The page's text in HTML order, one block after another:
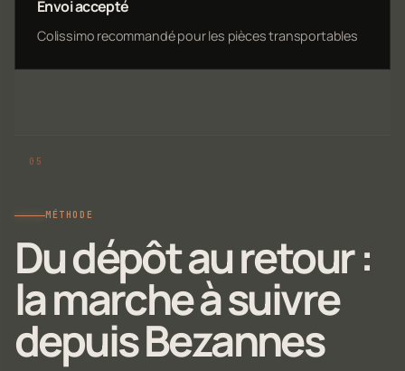
Envoi accepté
Colissimo recommandé pour les pièces transportables
MÉTHODE
Du dépôt au retour :
la marche à suivre
depuis Bezannes